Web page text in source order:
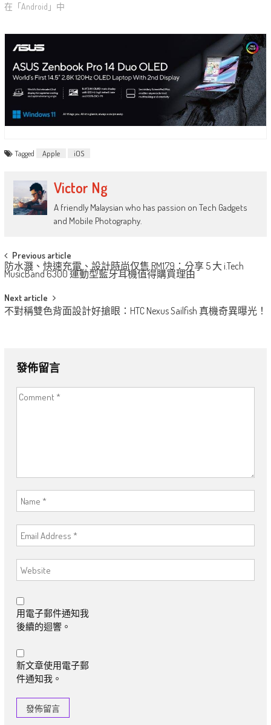
在「Android」中
Tagged Apple iOS
Victor Ng
A friendly Malaysian who has passion on Tech Gadgets
and Mobile Photography.
Post
navigation
Previous article
防水濺、快速充電、設計時尚仅售 RM179：分享 5 大 i.Tech
MusicBand 6300 運動型藍牙耳機值得購買理由
Next article
不對稱雙色背面設計好搶眼：HTC Nexus Sailfish 真機奇異曝光！
發佈留言
用電子郵件通知我
後續的迴響。
新文章使用電子郵
件通知我。